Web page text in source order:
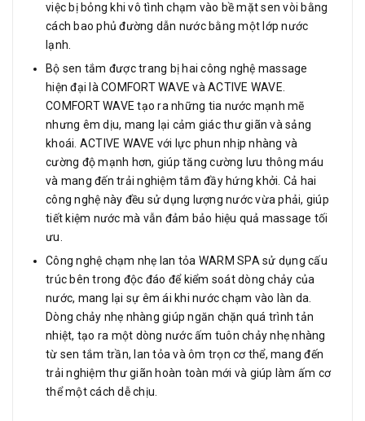
việc bị bỏng khi vô tình chạm vào bề mặt sen vòi bằng
cách bao phủ đường dẫn nước bằng một lớp nước
lạnh.
Bộ sen tắm được trang bị hai công nghệ massage
hiện đại là COMFORT WAVE và ACTIVE WAVE.
COMFORT WAVE tạo ra những tia nước mạnh mẽ
nhưng êm dịu, mang lại cảm giác thư giãn và sảng
khoái. ACTIVE WAVE với lực phun nhịp nhàng và
cường độ mạnh hơn, giúp tăng cường lưu thông máu
và mang đến trải nghiệm tắm đầy hứng khởi. Cả hai
công nghệ này đều sử dụng lượng nước vừa phải, giúp
tiết kiệm nước mà vẫn đảm bảo hiệu quả massage tối
ưu.
Công nghệ chạm nhẹ lan tỏa WARM SPA sử dụng cấu
trúc bên trong độc đáo để kiểm soát dòng chảy của
nước, mang lại sự êm ái khi nước chạm vào làn da.
Dòng chảy nhẹ nhàng giúp ngăn chặn quá trình tản
nhiệt, tạo ra một dòng nước ấm tuôn chảy nhẹ nhàng
từ sen tắm trần, lan tỏa và ôm trọn cơ thể, mang đến
trải nghiệm thư giãn hoàn toàn mới và giúp làm ấm cơ
thể một cách dễ chịu.